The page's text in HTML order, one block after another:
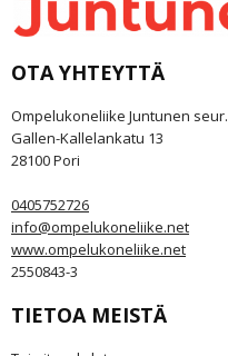
OTA YHTEYTTÄ
Ompelukoneliike Juntunen seur.
Gallen-Kallelankatu 13
28100 Pori
0405752726
info@ompelukoneliike.net
www.ompelukoneliike.net
2550843-3
TIETOA MEISTÄ